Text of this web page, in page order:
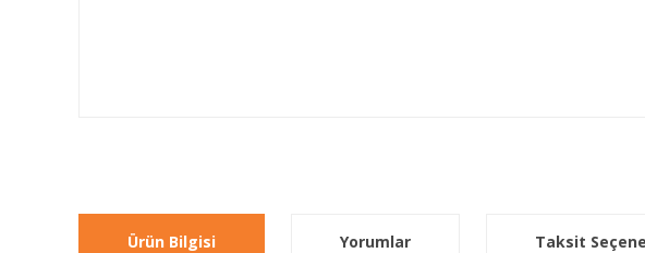
Ürün Bilgisi Yorumlar Taksit